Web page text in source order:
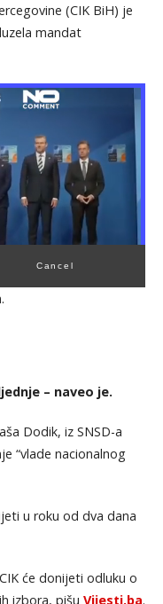
(CIK BiH) je
mandat
Cancel
– naveo je.
Dodik, iz SNSD-a
“vlade nacionalnog
u roku od dva dana
će donijeti odluku o
izbora, pišu Vijesti.ba.